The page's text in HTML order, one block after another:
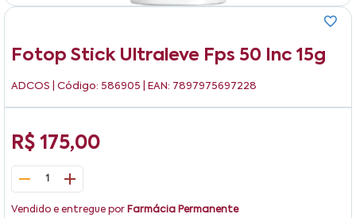
Fotop Stick Ultraleve Fps 50 Inc 15g
ADCOS | Código: 586905 | EAN: 7897975697228
R$ 175,00
1
Vendido e entregue por Farmácia Permanente